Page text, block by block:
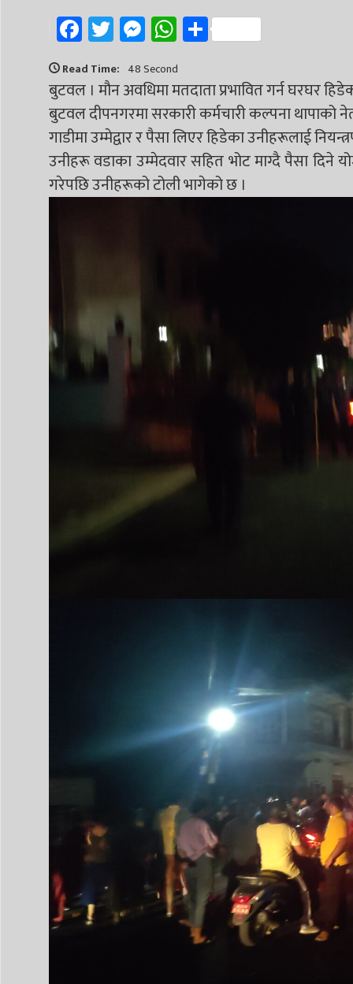
Facebook
Twitter
Messenger
WhatsApp
Share
Read Time: 48 Second
बुटवल । मौन अवधिमा मतदाता प्रभावित गर्न घरघर
बुटवल दीपनगरमा सरकारी कर्मचारी कल्पना
गाडीमा उम्मेद्वार र पैसा लिएर हिडेका उनीहरूलाई
उनीहरू वडाका उम्मेदवार सहित भोट माग्दै पैसा दिने
गरेपछि उनीहरूको टोली भागेको छ ।